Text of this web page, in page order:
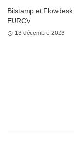
Bitstamp et
EURCV
13 décembre 2023